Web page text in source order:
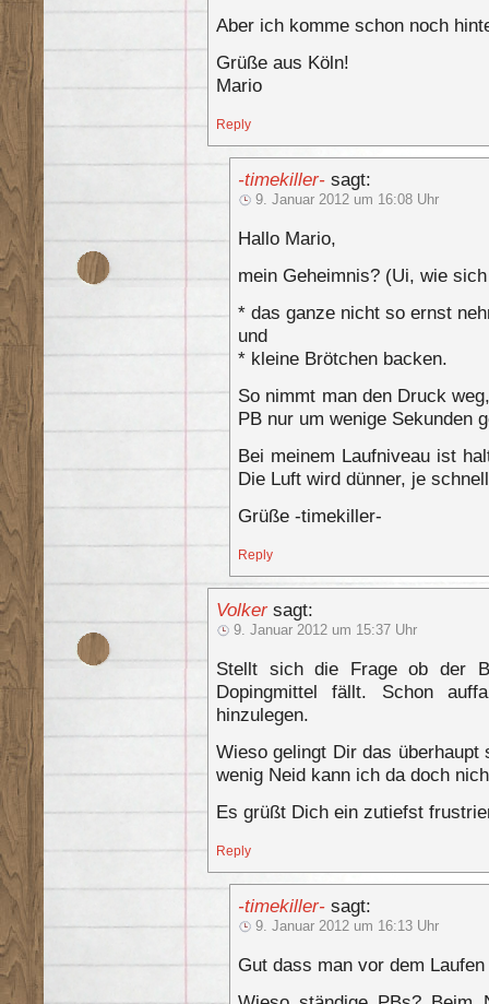
Aber ich komme schon noch
Grüße aus Köln!
Mario
Reply
-timekiller- sagt:
9. Januar 2012 um 16:08 Uhr
Hallo Mario,
mein Geheimnis? (Ui, wie
* das ganze nicht so ernst
und
* kleine Brötchen backen.
So nimmt man den Druck
PB nur um wenige Sekunden
Bei meinem Laufniveau ist
Die Luft wird dünner, je
Grüße -timekiller-
Reply
Volker sagt:
9. Januar 2012 um 15:37 Uhr
Stellt sich die Frage ob der
Dopingmittel fällt. Schon
hinzulegen.
Wieso gelingt Dir das überhaupt
wenig Neid kann ich da doch
Es grüßt Dich ein zutiefst
Reply
-timekiller- sagt:
9. Januar 2012 um 16:13 Uhr
Gut dass man vor dem